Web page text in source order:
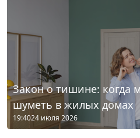
Закон о тишине: когда
шуметь в жилых домах
19:4024 июля 2026